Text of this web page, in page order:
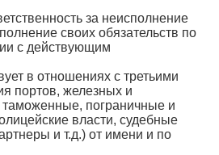
за неисполнение
своих обязательств по
с действующим
в отношениях с третьими
портов, железных и
пограничные и
власти, судебные
и т.д.) от имени и по